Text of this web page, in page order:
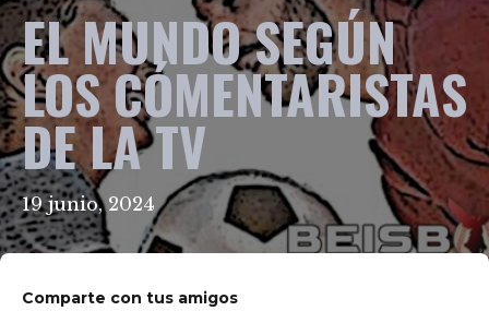
EL MUNDO SEGÚN
LOS CÓMENTARISTAS
DE LA TV
19 junio, 2024
Comparte con tus amigos